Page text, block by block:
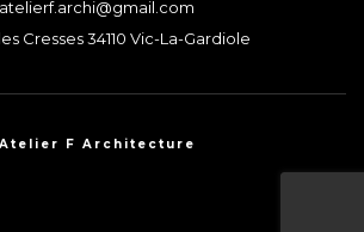
atelierf.archi@gmail.com
Cresses 34110 Vic-La-Gardiole
Atelier F Architecture